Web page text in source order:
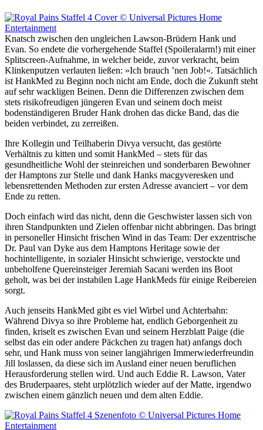
Knatsch zwischen den ungleichen Lawson-Brüdern Hank und
Evan. So endete die vorhergehende Staffel (Spoileralarm!) mit einer
Splitscreen-Aufnahme, in welcher beide, zuvor verkracht, beim
Klinkenputzen verlauten ließen: »Ich brauch ’nen Job!«. Tatsächlich
ist HankMed zu Beginn noch nicht am Ende, doch die Zukunft steht
auf sehr wackligen Beinen. Denn die Differenzen zwischen dem
stets risikofreudigen jüngeren Evan und seinem doch meist
bodenständigeren Bruder Hank drohen das dicke Band, das die
beiden verbindet, zu zerreißen.
Ihre Kollegin und Teilhaberin Divya versucht, das gestörte
Verhältnis zu kitten und somit HankMed – stets für das
gesundheitliche Wohl der steinreichen und sonderbaren Bewohner
der Hamptons zur Stelle und dank Hanks macgyveresken und
lebensrettenden Methoden zur ersten Adresse avanciert – vor dem
Ende zu retten.
Doch einfach wird das nicht, denn die Geschwister lassen sich von
ihren Standpunkten und Zielen offenbar nicht abbringen. Das bringt
in personeller Hinsicht frischen Wind in das Team: Der exzentrische
Dr. Paul van Dyke aus dem Hamptons Heritage sowie der
hochintelligente, in sozialer Hinsicht schwierige, verstockte und
unbeholfene Quereinsteiger Jeremiah Sacani werden ins Boot
geholt, was bei der instabilen Lage HankMeds für einige Reibereien
sorgt.
Auch jenseits HankMed gibt es viel Wirbel und Achterbahn:
Während Divya so ihre Probleme hat, endlich Geborgenheit zu
finden, kriselt es zwischen Evan und seinem Herzblatt Paige (die
selbst das ein oder andere Päckchen zu tragen hat) anfangs doch
sehr, und Hank muss von seiner langjährigen Immerwiederfreundin
Jill loslassen, da diese sich im Ausland einer neuen beruflichen
Herausforderung stellen wird. Und auch Eddie R. Lawson, Vater
des Bruderpaares, steht urplötzlich wieder auf der Matte, irgendwo
zwischen einem gänzlich neuen und dem alten Eddie.